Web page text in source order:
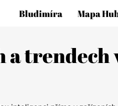
Bludimíra Mapa
a trendech